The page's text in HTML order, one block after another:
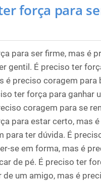
força para
para ser firme, mas é
gentil. É preciso ter
é preciso coragem para
ter força para ganhar
coragem para se
para estar certo, mas é
para ter dúvida. É
se em forma, mas é
de pé. É preciso ter
de um amigo, mas é